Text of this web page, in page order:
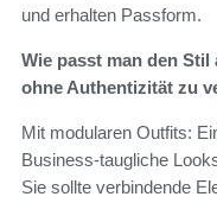
und erhalten Passform.
Wie passt man den
ohne Authentizität zu
Mit modularen Outfits:
Business‑taugliche
Sie sollte verbindende